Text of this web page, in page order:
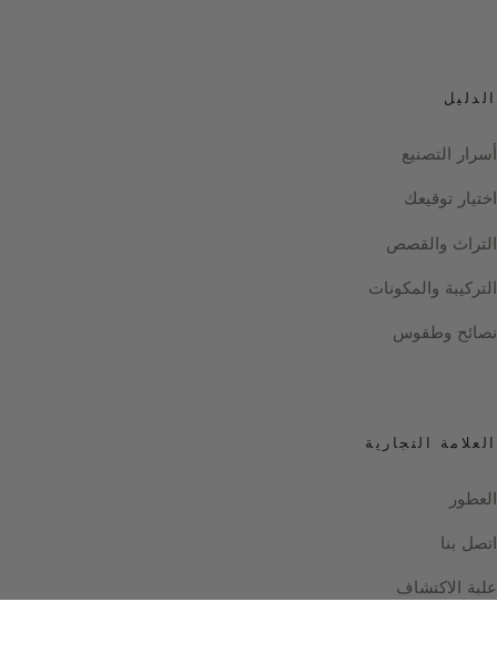
الدليل
أسرار التصنيع
اختيار توقيعك
التراث والقصص
التركيبة والمكونات
نصائح وطقوس
العلامة التجارية
العطور
اتصل بنا
علبة الاكتشاف